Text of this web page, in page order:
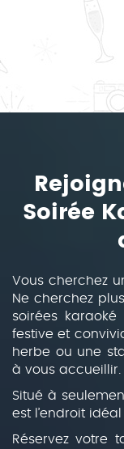
Soirée
Vous cherchez
Ne cherchez
soirées
festive et
herbe ou une
à vous accueillir.
Situé à
est l’endroit
Réservez votre